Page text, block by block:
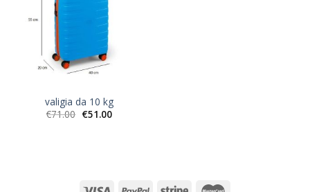
valigia da 10 kg
€71.00 €51.00